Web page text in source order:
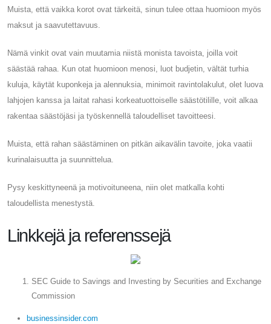
Muista, että vaikka korot ovat tärkeitä, sinun tulee ottaa huomioon myös
maksut ja saavutettavuus.
Nämä vinkit ovat vain muutamia niistä monista tavoista, joilla voit
säästää rahaa. Kun otat huomioon menosi, luot budjetin, vältät turhia
kuluja, käytät kuponkeja ja alennuksia, minimoit ravintolakulut, olet luova
lahjojen kanssa ja laitat rahasi korkeatuottoiselle säästötilille, voit alkaa
rakentaa säästöjäsi ja työskennellä taloudelliset tavoitteesi.
Muista, että rahan säästäminen on pitkän aikavälin tavoite, joka vaatii
kurinalaisuutta ja suunnittelua.
Pysy keskittyneenä ja motivoituneena, niin olet matkalla kohti
taloudellista menestystä.
Linkkejä ja referenssejä
SEC Guide to Savings and Investing by Securities and Exchange
Commission
businessinsider.com